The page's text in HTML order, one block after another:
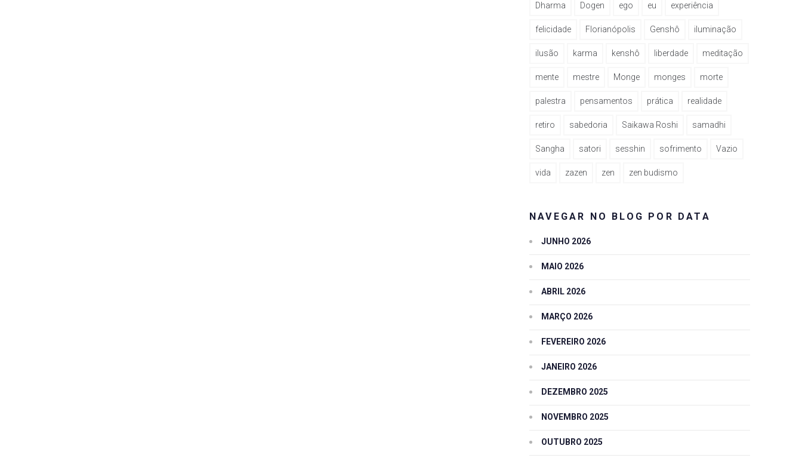
Dharma Dogen ego eu experiência
felicidade Florianópolis Genshô iluminação
ilusão karma kenshô liberdade meditação
mente mestre Monge monges morte
palestra pensamentos prática realidade
retiro sabedoria Saikawa Roshi samadhi
Sangha satori sesshin sofrimento Vazio
vida zazen zen zen budismo
NAVEGAR NO BLOG POR DATA
JUNHO 2026
MAIO 2026
ABRIL 2026
MARÇO 2026
FEVEREIRO 2026
JANEIRO 2026
DEZEMBRO 2025
NOVEMBRO 2025
OUTUBRO 2025